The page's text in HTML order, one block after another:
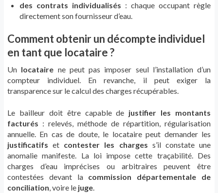
des contrats individualisés : chaque occupant règle
directement son fournisseur d’eau.
Comment obtenir un décompte individuel
en tant que locataire ?
Un locataire ne peut pas imposer seul l’installation d’un
compteur individuel. En revanche, il peut exiger la
transparence sur le calcul des charges récupérables.
Le bailleur doit être capable de justifier les montants
facturés : relevés, méthode de répartition, régularisation
annuelle. En cas de doute, le locataire peut demander les
justificatifs et contester les charges s’il constate une
anomalie manifeste. La loi impose cette traçabilité. Des
charges d’eau imprécises ou arbitraires peuvent être
contestées devant la commission départementale de
conciliation, voire le juge.